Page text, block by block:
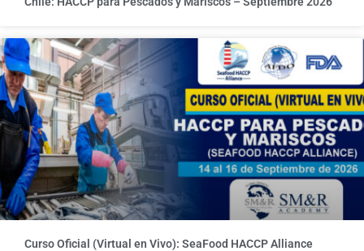
Curso Oficial (Virtual en Vivo): SeaFood HACCP Alliance